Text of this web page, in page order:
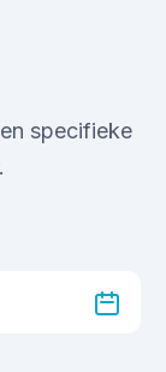
specifieke